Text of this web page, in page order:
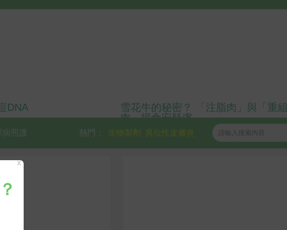
DNA
雪花牛的秘密？ 「注脂肉」與「重
肉」揭食安疑慮
病照護 異位性皮膚炎
生物製劑
熱門：
X